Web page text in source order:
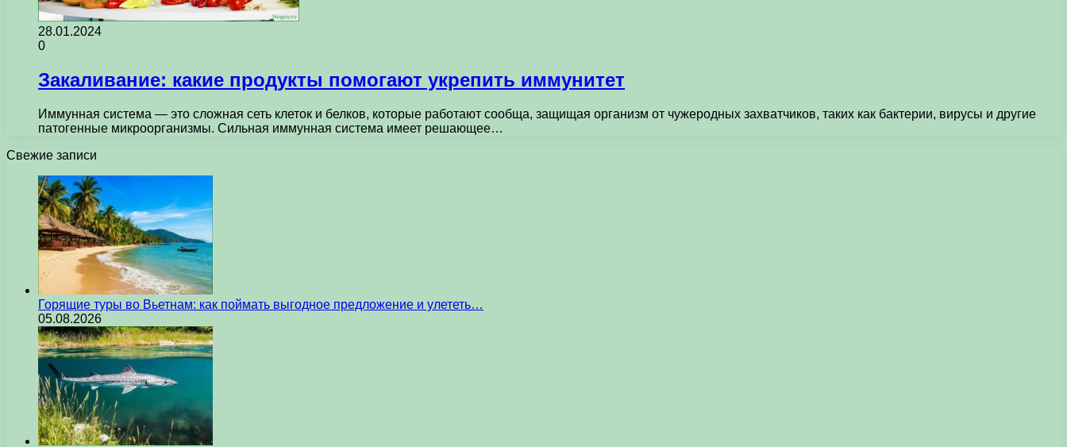
28.01.2024
0
Закаливание: какие продукты помогают укрепить иммунитет
Иммунная система — это сложная сеть клеток и белков, которые работают сообща, защищая организм от чужеродных захватчиков, таких как бактерии, вирусы и другие
патогенные микроорганизмы. Сильная иммунная система имеет решающее…
Свежие записи
Горящие туры во Вьетнам: как поймать выгодное предложение и улететь…
05.08.2026